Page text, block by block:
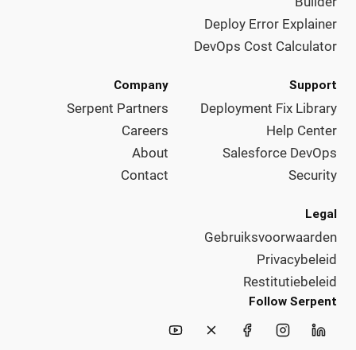
Deploy Error Explainer
DevOps Cost Calculator
Support
Deployment Fix Library
Help Center
Salesforce DevOps
Security
Company
Serpent Partners
Careers
About
Contact
Legal
Gebruiksvoorwaarden
Privacybeleid
Restitutiebeleid
Follow Serpent